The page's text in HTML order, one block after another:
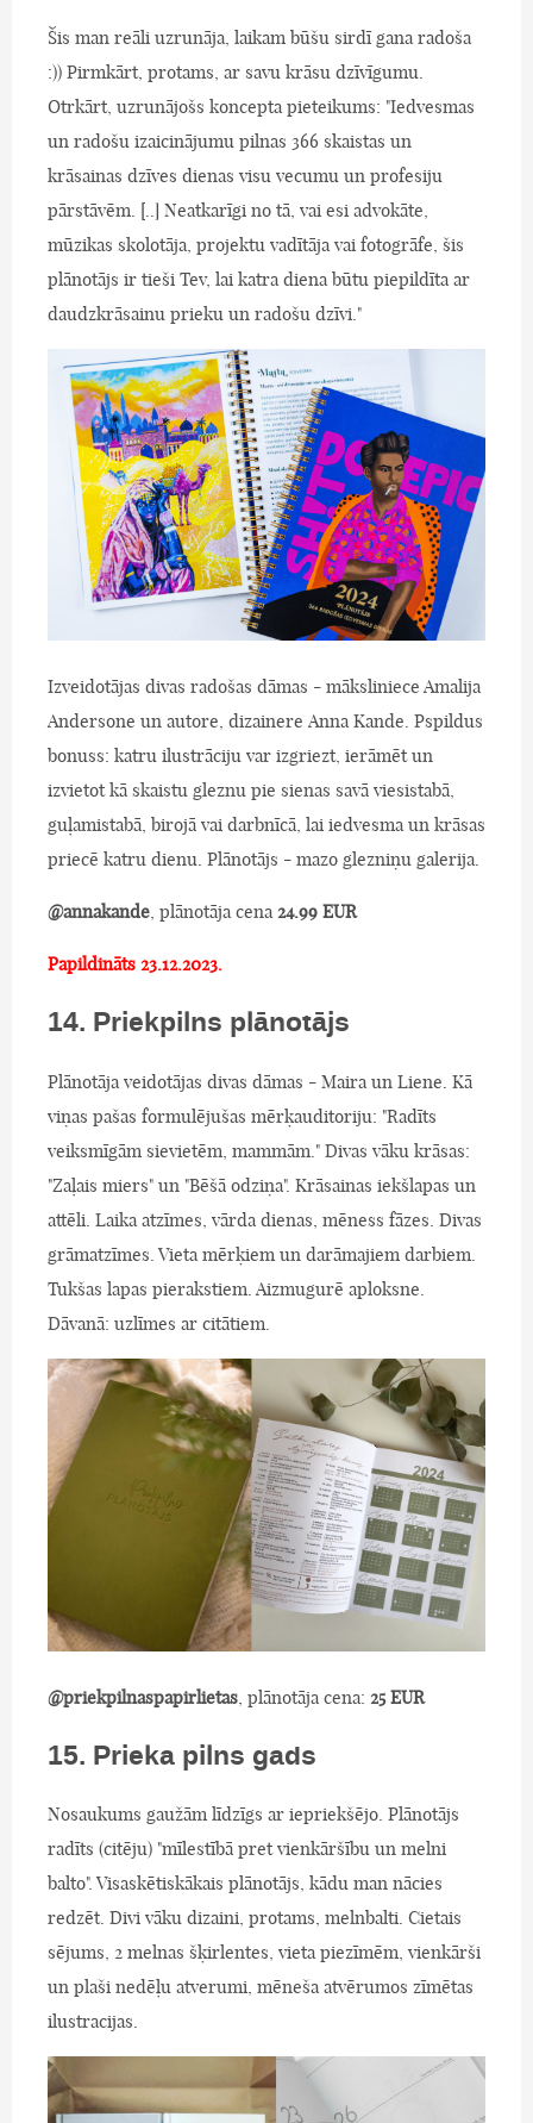
Šis man reāli uzrunāja, laikam būšu sirdī gana radoša
:)) Pirmkārt, protams, ar savu krāsu dzīvīgumu.
Otrkārt, uzrunājošs koncepta pieteikums: "Iedvesmas
un radošu izaicinājumu pilnas 366 skaistas un
krāsainas dzīves dienas visu vecumu un profesiju
pārstāvēm. [..] Neatkarīgi no tā, vai esi advokāte,
mūzikas skolotāja, projektu vadītāja vai fotogrāfe, šis
plānotājs ir tieši Tev, lai katra diena būtu piepildīta ar
daudzkrāsainu prieku un radošu dzīvi."
Izveidotājas divas radošas dāmas - māksliniece Amalija
Andersone un autore, dizainere Anna Kande. Pspildus
bonuss: katru ilustrāciju var izgriezt, ierāmēt un
izvietot kā skaistu gleznu pie sienas savā viesistabā,
guļamistabā, birojā vai darbnīcā, lai iedvesma un krāsas
priecē katru dienu. Plānotājs - mazo glezniņu galerija.
@annakande, plānotāja cena 24.99 EUR
Papildināts 23.12.2023.
14. Priekpilns plānotājs
Plānotāja veidotājas divas dāmas - Maira un Liene. Kā
viņas pašas formulējušas mērķauditoriju: "Radīts
veiksmīgām sievietēm, mammām." Divas vāku krāsas:
"Zaļais miers" un "Bēšā odziņa". Krāsainas iekšlapas un
attēli. Laika atzīmes, vārda dienas, mēness fāzes. Divas
grāmatzīmes. Vieta mērķiem un darāmajiem darbiem.
Tukšas lapas pierakstiem. Aizmugurē aploksne.
Dāvanā: uzlīmes ar citātiem.
@priekpilnaspapirlietas, plānotāja cena: 25 EUR
15. Prieka pilns gads
Nosaukums gaužām līdzīgs ar iepriekšējo. Plānotājs
radīts (citēju) "mīlestībā pret vienkāršību un melni
balto". Visaskētiskākais plānotājs, kādu man nācies
redzēt. Divi vāku dizaini, protams, melnbalti. Cietais
sējums, 2 melnas šķirlentes, vieta piezīmēm, vienkārši
un plaši nedēļu atverumi, mēneša atvērumos zīmētas
ilustracijas.